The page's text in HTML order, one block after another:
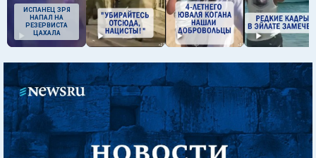
ИСПАНЕЦ ЗРЯ
НАПАЛ НА
РЕЗЕРВИСТА
ЦАХАЛА